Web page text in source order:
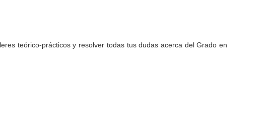
teórico-prácticos y resolver todas tus dudas acerca del Grado en